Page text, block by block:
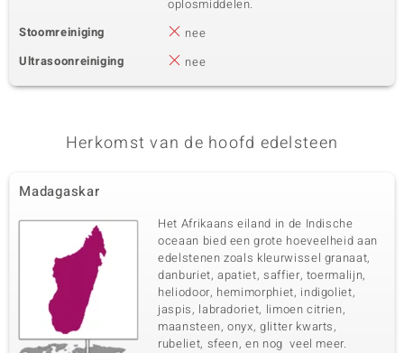
oplosmiddelen.
Stoomreiniging
nee
Ultrasoonreiniging
nee
Herkomst van de hoofd edelsteen
Madagaskar
Het Afrikaans eiland in de Indische
oceaan bied een grote hoeveelheid aan
edelstenen zoals kleurwissel granaat,
danburiet, apatiet, saffier, toermalijn,
heliodoor, hemimorphiet, indigoliet,
jaspis, labradoriet, limoen citrien,
maansteen, onyx, glitter kwarts,
rubeliet, sfeen, en nog veel meer.